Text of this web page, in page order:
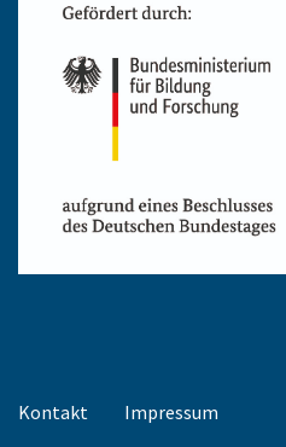
Kontakt Impressum